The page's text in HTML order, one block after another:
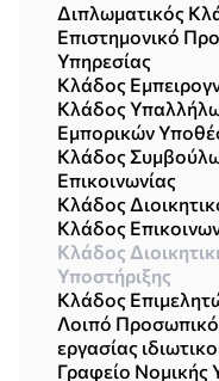
Διπλωματικός
Επιστημονικό
Υπηρεσίας
Κλάδος
Κλάδος
Εμπορικών
Κλάδος
Επικοινωνίας
Κλάδος
Κλάδος
Κλάδος
Υποστήριξης
Κλάδος
Λοιπό
εργασίας
Γραφείο Νομικής